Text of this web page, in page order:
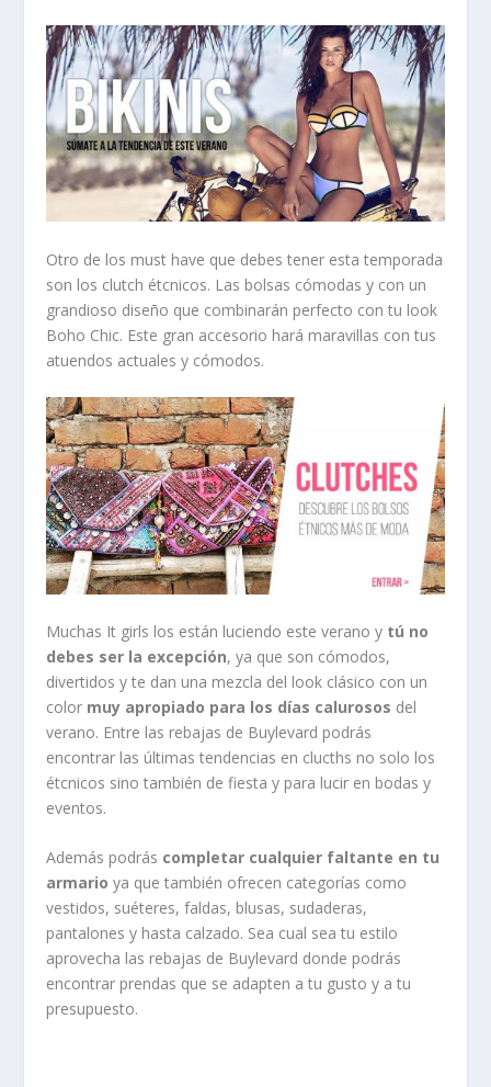
Otro de los must have que debes tener esta temporada
son los clutch étcnicos. Las bolsas cómodas y con un
grandioso diseño que combinarán perfecto con tu look
Boho Chic. Este gran accesorio hará maravillas con tus
atuendos actuales y cómodos.
Muchas It girls los están luciendo este verano y tú no
debes ser la excepción, ya que son cómodos,
divertidos y te dan una mezcla del look clásico con un
color muy apropiado para los días calurosos del
verano. Entre las rebajas de Buylevard podrás
encontrar las últimas tendencias en clucths no solo los
étcnicos sino también de fiesta y para lucir en bodas y
eventos.
Además podrás completar cualquier faltante en tu
armario ya que también ofrecen categorías como
vestidos, suéteres, faldas, blusas, sudaderas,
pantalones y hasta calzado. Sea cual sea tu estilo
aprovecha las rebajas de Buylevard donde podrás
encontrar prendas que se adapten a tu gusto y a tu
presupuesto.